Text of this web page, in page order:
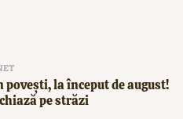
povești, la început de august!
pe străzi